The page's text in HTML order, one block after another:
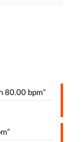
80.00 bpm“